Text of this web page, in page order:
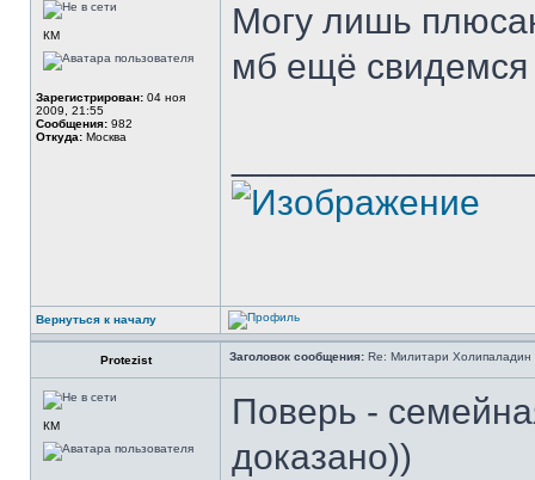
КМ
Зарегистрирован: 04 ноя
2009, 21:55
Сообщения: 982
Откуда: Москва
Могу лишь
мб ещё свидемся
Вернуться к началу
Protezist Заголовок сообщения: Re: Милитари Холипаладин
КМ
Поверь -
доказано))